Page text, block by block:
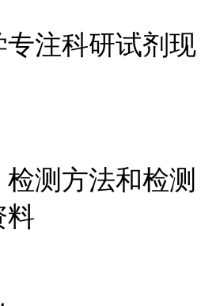
注科研试剂现
测方法和检测
料